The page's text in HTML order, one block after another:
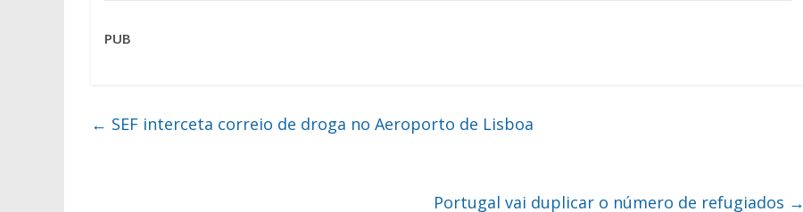
PUB
← SEF interceta correio de droga no Aeroporto de Lisboa
Portugal vai duplicar o número de refugiados →